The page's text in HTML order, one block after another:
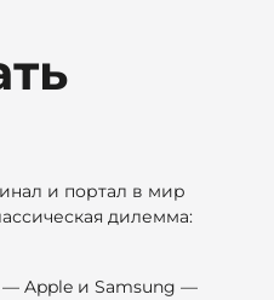
и портал в мир
дилемма:
— Apple и Samsung —